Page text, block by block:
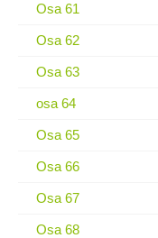
Osa 61
Osa 62
Osa 63
osa 64
Osa 65
Osa 66
Osa 67
Osa 68